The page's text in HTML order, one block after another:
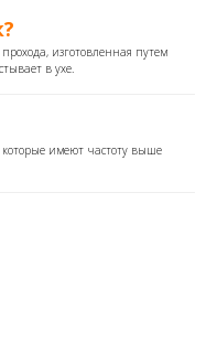
изготовленная путем
в ухе.
которые имеют частоту выше